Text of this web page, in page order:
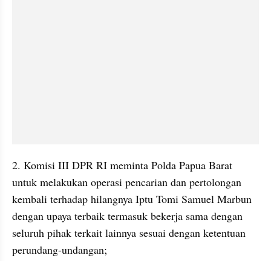
2. Komisi III DPR RI meminta Polda Papua Barat
untuk melakukan operasi pencarian dan pertolongan
kembali terhadap hilangnya Iptu Tomi Samuel Marbun
dengan upaya terbaik termasuk bekerja sama dengan
seluruh pihak terkait lainnya sesuai dengan ketentuan
perundang-undangan;